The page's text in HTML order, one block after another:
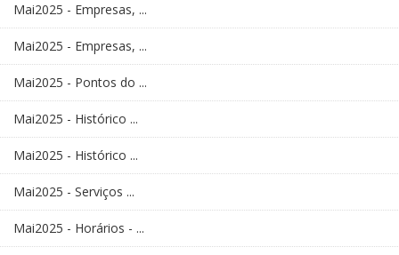
Mai2025 - Empresas, ...
Mai2025 - Empresas, ...
Mai2025 - Pontos do ...
Mai2025 - Histórico ...
Mai2025 - Histórico ...
Mai2025 - Serviços ...
Mai2025 - Horários - ...